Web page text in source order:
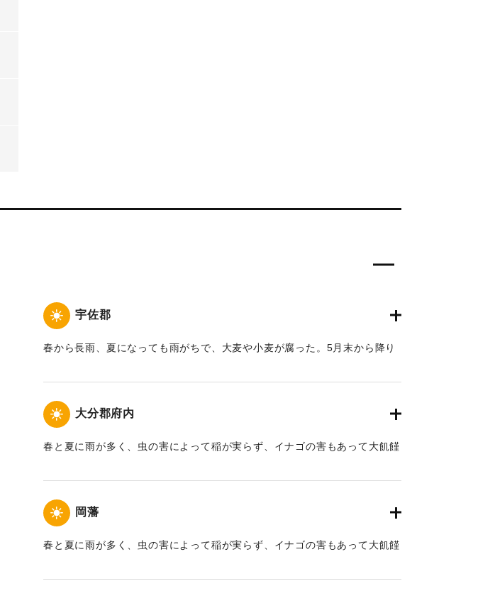
宇佐郡
春から長雨、夏になっても雨がちで、大麦や小麦が腐った。5月末から降り
で、そのほかは昼夜降り通しだった。このため駅館川が大洪水となる。翌
28日雨は止み、日照りとなるや、翌6月28日まで照りつづけ1日として雲影
はなく、干ばつとなった。そのため稲虫湧き、稲はすべて虫害を蒙むる。飢
るものは、すべて摘みつくしはぎつくした。雀も鼠も一匹もいなくなった。
た。しかし病人や子どもは各村でも20人30人飢死する有様で、道路にたお
れ、森の中で椀を手にしたままのたれ死んでいるという状態で、役人は、死
体の始末に殺到した。
で、政府から1反あたり、1斗7升が支給された。そのほか、牛馬の飼料も支
大分郡府内
春と夏に雨が多く、虫の害によって稲が実らず、イナゴの害もあって大飢饉
岡藩
春と夏に雨が多く、虫の害によって稲が実らず、イナゴの害もあって大飢饉